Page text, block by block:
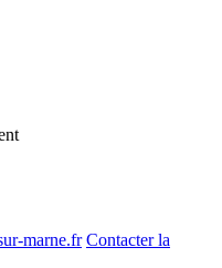
marne.fr Contacter la